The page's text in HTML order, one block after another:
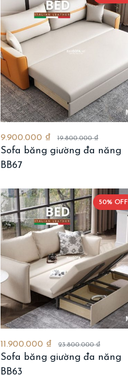
9.900.000 ₫ 19.800.000 ₫
Sofa băng giường đa năng
BB67
50% OFF
11.900.000 ₫ 23.800.000 ₫
Sofa băng giường đa năng
BB63